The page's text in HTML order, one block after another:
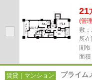
21
(管
敷
所
間
面
賃貸｜マンション プライム